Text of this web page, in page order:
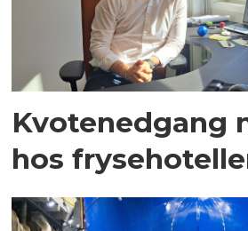
Kvotenedgang
hos